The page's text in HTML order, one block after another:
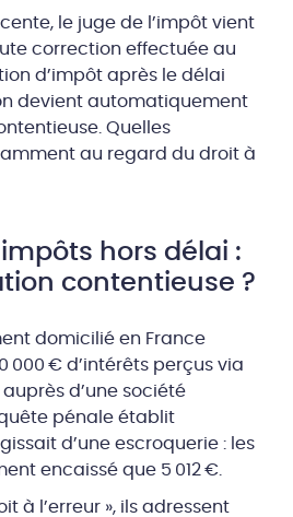
le juge de l’impôt vient
correction effectuée au
d’impôt après le délai
devient automatiquement
Quelles
au regard du droit à
hors délai :
contentieuse ?
domicilié en France
000 € d’intérêts perçus via
d’une société
pénale établit
d’une escroquerie : les
encaissé que 5 012 €.
à l’erreur », ils adressent